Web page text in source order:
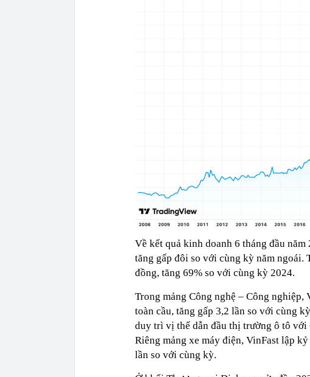
Về kết quả kinh doanh 6 tháng đầu năm
tăng gấp đôi so với cùng kỳ năm
đồng, tăng 69% so với cùng kỳ 2024.
Trong mảng Công nghệ – Công
toàn cầu, tăng gấp 3,2 lần so với cùng
duy trì vị thế dẫn đầu thị trường ô tô với
Riêng mảng xe máy điện, VinFast lập
lần so với cùng kỳ.